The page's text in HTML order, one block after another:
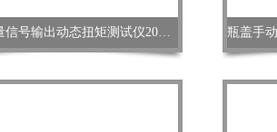
扭矩测量信号输出动态扭矩测试仪20Nm 电机转矩机